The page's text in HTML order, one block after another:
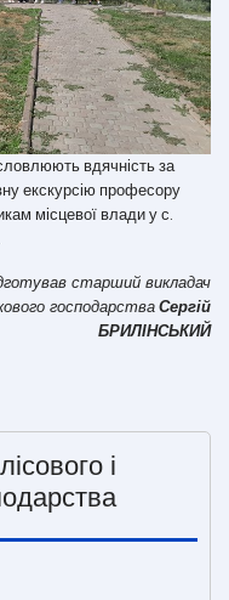
вдячність за
екскурсію професору
місцевої влади у с.
старший викладач
господарстваСергій
БРИЛІНСЬКИЙ
і